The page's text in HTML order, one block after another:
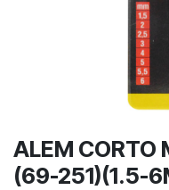
ALEM CORTO
(69-251)(1.5-